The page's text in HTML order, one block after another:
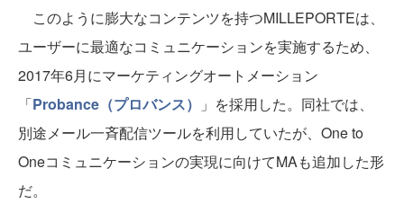
このように膨大なコンテンツを持つMILLEPORTEは、
ユーザーに最適なコミュニケーションを実施するため、
2017年6月にマーケティングオートメーション
「Probance（プロバンス）
」を採用した。同社では、
別途メール一斉配信ツールを利用していたが、One to
Oneコミュニケーションの実現に向けてMAも追加した形
だ。